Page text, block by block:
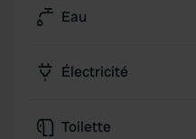
Eau
Électricité
Toilette